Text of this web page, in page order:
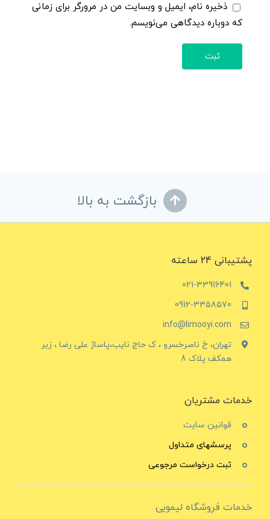
ذخیره نام، ایمیل و وبسایت من در مرورگر برای زمانی
که دوباره دیدگاهی می‌نویسم.
بازگشت به بالا
پشتیبانی 24 ساعته
021-33916401
0912-3358570
info@limooyi.com
تهران، خ ناصرخسرو ، ک حاج نایب،پاساژ علی رضا ، زیر
همکف پلاک 8
خدمات مشتریان
قوانین سایت
پرسشهای متداول
ثبت درخواست مرجوعی
خدمات فروشگاه لیمویی